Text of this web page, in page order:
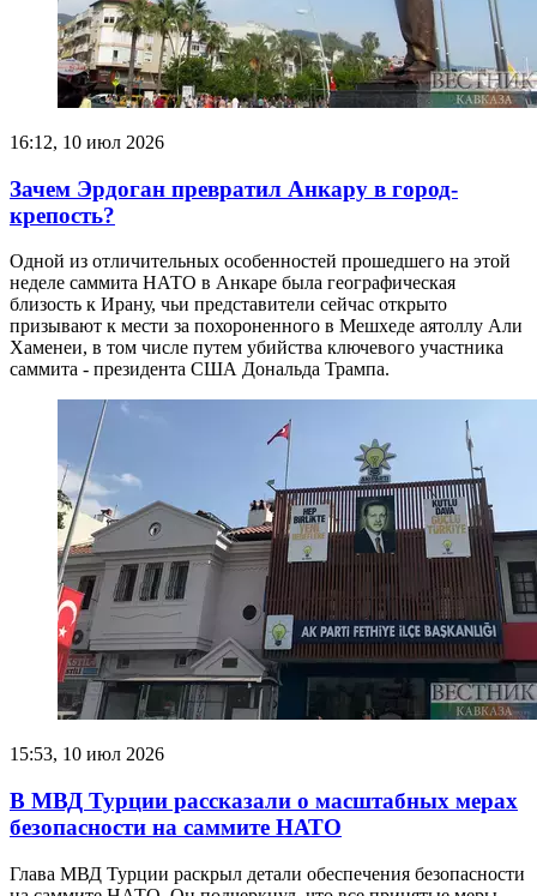
16:12, 10 июл 2026
Зачем Эрдоган превратил Анкару в город-
крепость?
Одной из отличительных особенностей прошедшего на этой
неделе саммита НАТО в Анкаре была географическая
близость к Ирану, чьи представители сейчас открыто
призывают к мести за похороненного в Мешхеде аятоллу Али
Хаменеи, в том числе путем убийства ключевого участника
саммита - президента США Дональда Трампа.
15:53, 10 июл 2026
В МВД Турции рассказали о масштабных мерах
безопасности на саммите НАТО
Глава МВД Турции раскрыл детали обеспечения безопасности